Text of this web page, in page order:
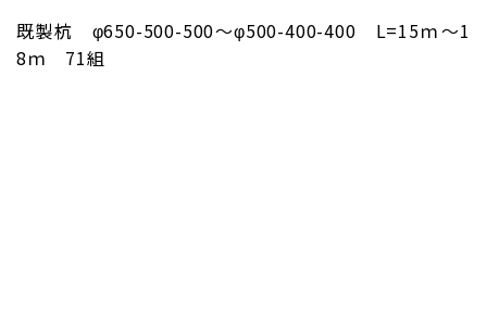
既製杭 φ650-500-500～φ500-400-400 L=15ｍ～1
8ｍ 71組